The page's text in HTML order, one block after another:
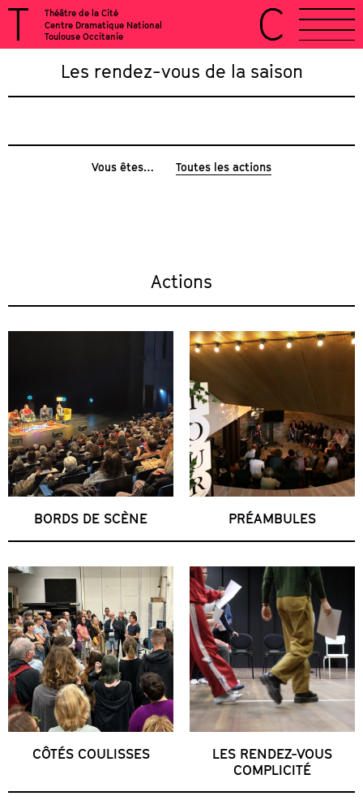
Théâtre de la Cité
Centre Dramatique National
Toulouse Occitanie
Vous êtes… Toutes les actions
Les rendez-vous de la saison
Actions
BORDS DE SCÈNE PRÉAMBULES
CÔTÉS COULISSES
LES RENDEZ-VOUS
COMPLICITÉ